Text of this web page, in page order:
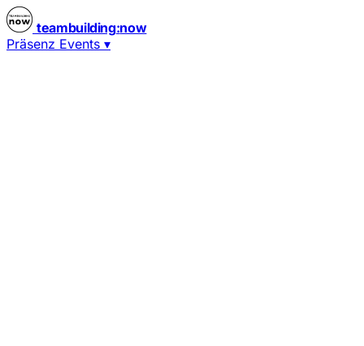
teambuilding:now
Präsenz Events ▾